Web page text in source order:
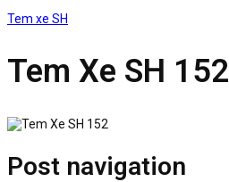
Tem xe SH
Tem Xe SH 152
Post navigation